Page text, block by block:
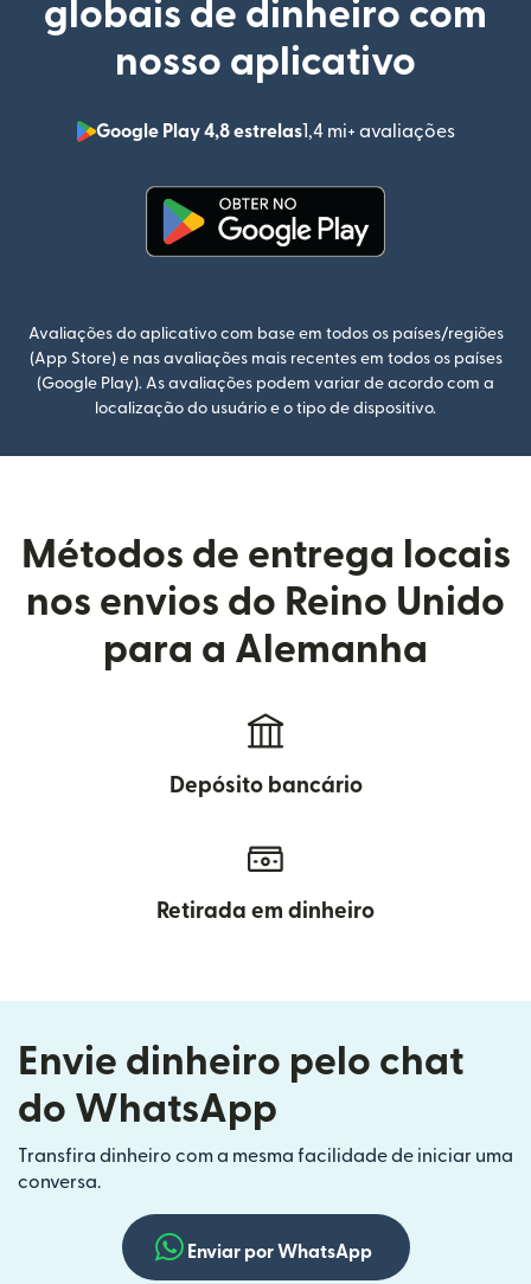
globais de dinheiro com
nosso aplicativo
Google Play 4,8 estrelas1,4 mi+ avaliações
(abre
Avaliações do aplicativo com base em todos os países/regiões
(App Store) e nas avaliações mais recentes em todos os países
(Google Play). As avaliações podem variar de acordo com a
localização do usuário e o tipo de dispositivo.
Métodos de entrega locais
nos envios do Reino Unido
para a Alemanha
Depósito bancário
Retirada em dinheiro
Envie dinheiro pelo chat
do WhatsApp
Transfira dinheiro com a mesma facilidade de iniciar uma
conversa.
Enviar por WhatsApp